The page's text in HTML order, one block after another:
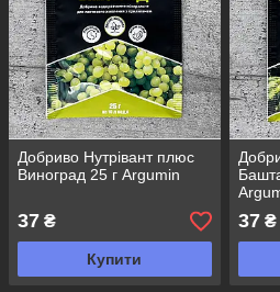
Добриво Нутрівант плюс
Виноград 25 г Argumin
37 ₴
Купити
37₴